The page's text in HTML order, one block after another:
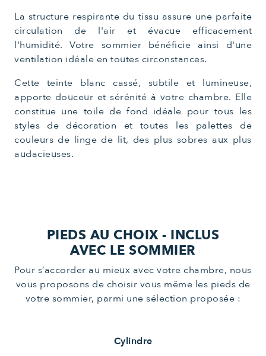
La structure respirante du tissu assure une parfaite
circulation de l'air et évacue efficacement
l'humidité. Votre sommier bénéficie ainsi d'une
ventilation idéale en toutes circonstances.
Cette teinte blanc cassé, subtile et lumineuse,
apporte douceur et sérénité à votre chambre. Elle
constitue une toile de fond idéale pour tous les
styles de décoration et toutes les palettes de
couleurs de linge de lit, des plus sobres aux plus
audacieuses.
PIEDS AU CHOIX - INCLUS
AVEC LE SOMMIER
Pour s’accorder au mieux avec votre chambre, nous
vous proposons de choisir vous même les pieds de
votre sommier, parmi une sélection proposée :
Cylindre